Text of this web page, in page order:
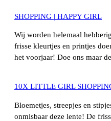
SHOPPING | HAPPY GIRL
Wij worden helemaal
frisse kleurtjes en printjes
het voorjaar! Doe ons maar
10X LITTLE GIRL
Bloemetjes, streepjes en
onmisbaar deze lente! De